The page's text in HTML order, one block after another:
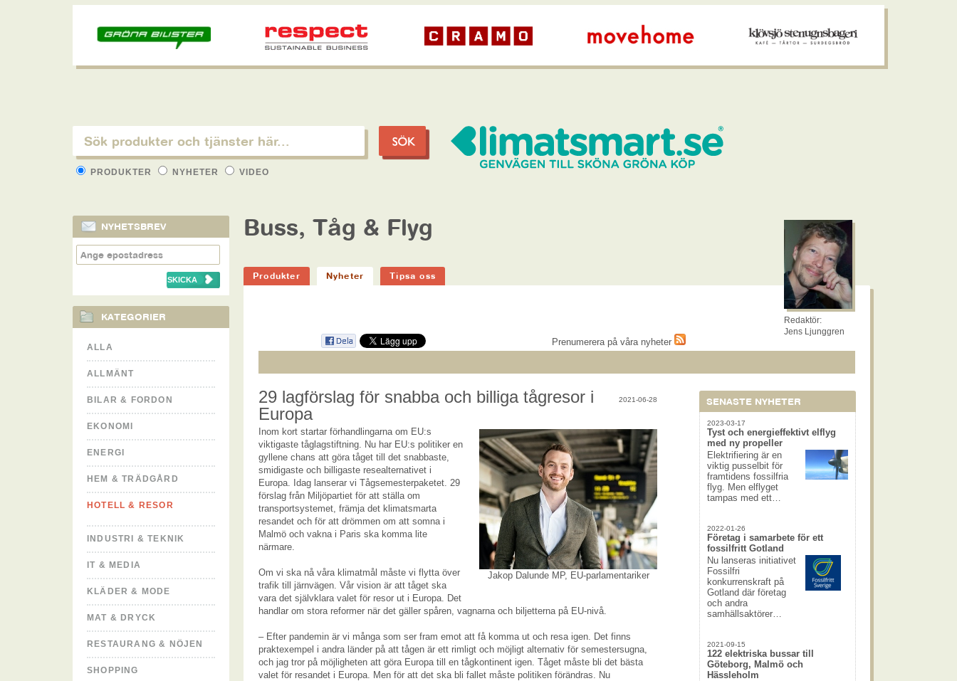
PRODUKTER NYHETER VIDEO
NYHETSBREV
KATEGORIER
ALLA
ALLMÄNT
BILAR & FORDON
EKONOMI
ENERGI
HEM & TRÄDGÅRD
HOTELL & RESOR
INDUSTRI & TEKNIK
IT & MEDIA
KLÄDER & MODE
MAT & DRYCK
RESTAURANG & NÖJEN
SHOPPING
Buss, Tåg & Flyg
Produkter Nyheter Tipsa oss
Redaktör:
Jens Ljunggren
Prenumerera på våra nyheter
29 lagförslag för snabba och billiga tågresor i
Europa
2021-06-28
Jakop Dalunde MP, EU-parlamentariker
Inom kort startar förhandlingarna om EU:s
viktigaste tåglagstiftning. Nu har EU:s politiker en
gyllene chans att göra tåget till det snabbaste,
smidigaste och billigaste resealternativet i
Europa. Idag lanserar vi Tågsemesterpaketet. 29
förslag från Miljöpartiet för att ställa om
transportsystemet, främja det klimatsmarta
resandet och för att drömmen om att somna i
Malmö och vakna i Paris ska komma lite
närmare.
Om vi ska nå våra klimatmål måste vi flytta över
trafik till järnvägen. Vår vision är att tåget ska
vara det självklara valet för resor ut i Europa. Det
handlar om stora reformer när det gäller spåren, vagnarna och biljetterna på EU-nivå.
– Efter pandemin är vi många som ser fram emot att få komma ut och resa igen. Det finns
praktexempel i andra länder på att tågen är ett rimligt och möjligt alternativ för semestersugna,
och jag tror på möjligheten att göra Europa till en tågkontinent igen. Tåget måste bli det bästa
valet för resandet i Europa. Men för att det ska bli fallet måste politiken förändras. Nu
SENASTE NYHETER
2023-03-17
Tyst och energieffektivt elflyg
med ny propeller
Elektrifiering är en
viktig pusselbit för
framtidens fossilfria
flyg. Men elflyget
tampas med ett…
2022-01-26
Företag i samarbete för ett
fossilfritt Gotland
Nu lanseras initiativet
Fossilfri
konkurrenskraft på
Gotland där företag
och andra
samhällsaktörer…
2021-09-15
122 elektriska bussar till
Göteborg, Malmö och
Hässleholm